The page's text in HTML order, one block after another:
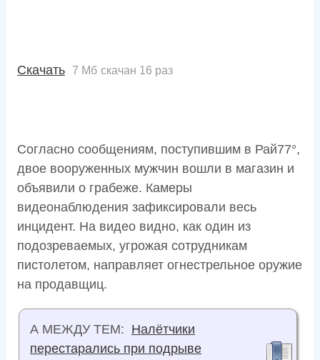
Скачать 7 Мб скачан 16 раз
Согласно сообщениям, поступившим в Рай77°,
двое вооруженных мужчин вошли в магазин и
объявили о грабеже. Камеры
видеонаблюдения зафиксировали весь
инцидент. На видео видно, как один из
подозреваемых, угрожая сотрудникам
пистолетом, направляет огнестрельное оружие
на продавщиц.
А МЕЖДУ ТЕМ: Налётчики
перестарались при подрыве